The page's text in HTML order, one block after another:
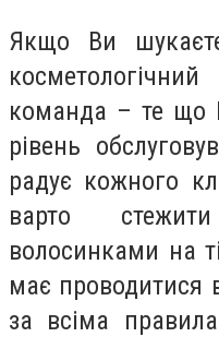
Якщо Ви
команда – те що
рівень
радує кожного
варто
волосинками на
має проводитися
за всіма